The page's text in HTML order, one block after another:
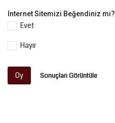
İnternet Sitemizi Beğendiniz mi?
Evet
Hayır
Oy Sonuçları Görüntüle